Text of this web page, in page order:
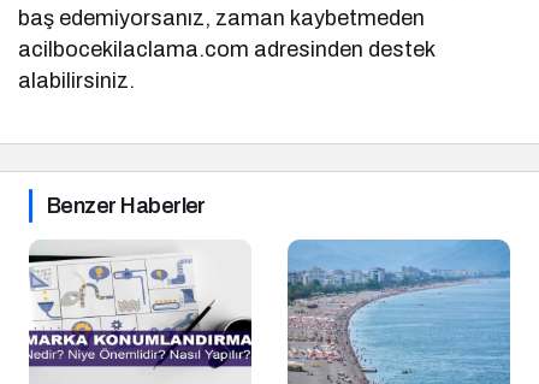
baş edemiyorsanız, zaman kaybetmeden
acilbocekilaclama.com adresinden destek
alabilirsiniz.
Benzer Haberler